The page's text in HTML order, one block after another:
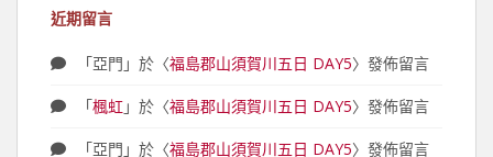
近期留言
「亞門 」於〈福島郡山須賀川五日 DAY5〉發佈留言
「楓虹」於〈福島郡山須賀川五日 DAY5〉發佈留言
「亞門 」於〈福島郡山須賀川五日 DAY5〉發佈留言